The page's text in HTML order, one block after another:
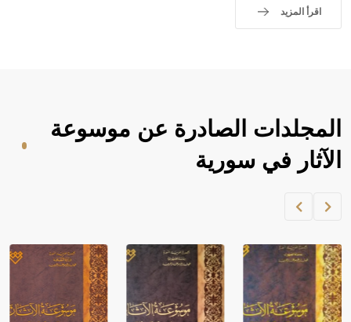
اقرأ المزيد
المجلدات الصادرة عن موسوعة
الآثار في سورية